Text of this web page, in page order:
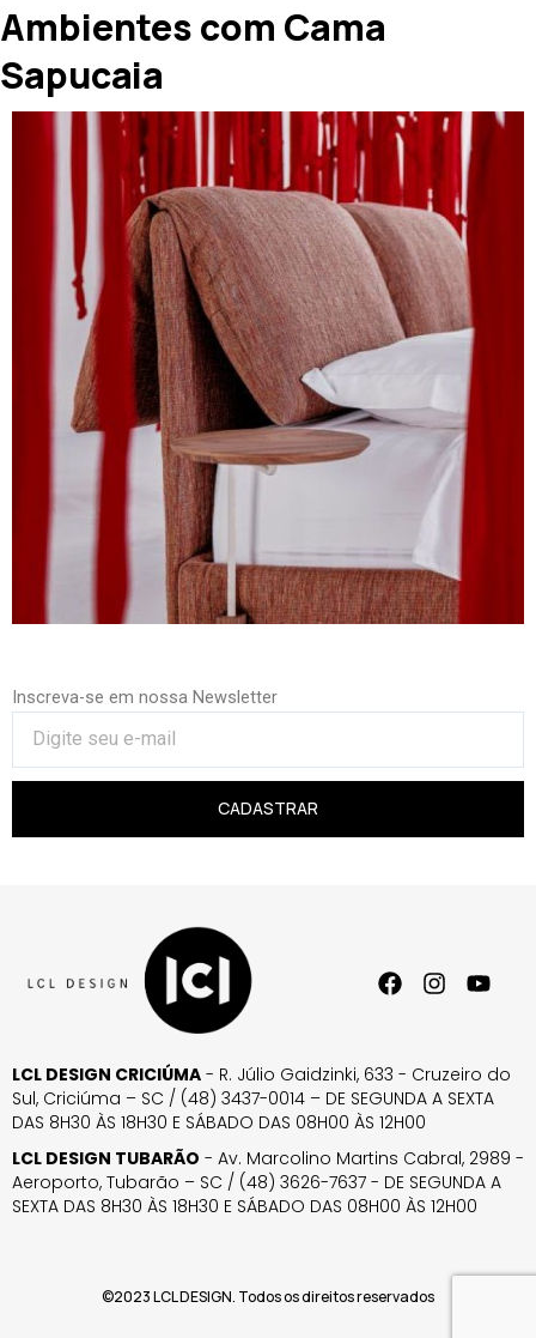
Ambientes com Cama
Sapucaia
Inscreva-se em nossa Newsletter
CADASTRAR
LCL DESIGN CRICIÚMA - R. Júlio Gaidzinki, 633 - Cruzeiro do
Sul, Criciúma – SC / (48) 3437-0014 – DE SEGUNDA A SEXTA
DAS 8H30 ÀS 18H30 E SÁBADO DAS 08H00 ÀS 12H00
LCL DESIGN TUBARÃO - Av. Marcolino Martins Cabral, 2989 -
Aeroporto, Tubarão – SC / (48) 3626-7637 - DE SEGUNDA A
SEXTA DAS 8H30 ÀS 18H30 E SÁBADO DAS 08H00 ÀS 12H00
©2023 LCL DESIGN. Todos os direitos reservados